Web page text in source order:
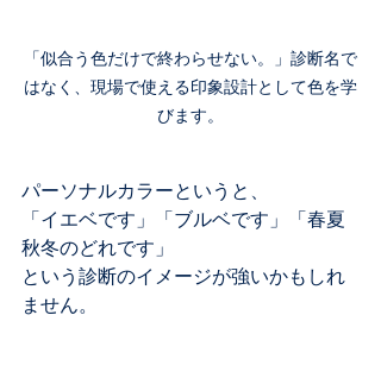
「似合う色だけで終わらせない。」診断名で
はなく、現場で使える印象設計として色を学
びます。
パーソナルカラーというと、
「イエベです」「ブルベです」「春夏
秋冬のどれです」
という診断のイメージが強いかもしれ
ません。